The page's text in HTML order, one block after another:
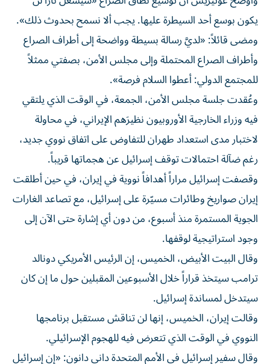
يكون بوسع أحد السيطرة عليها. يجب ألا نسمح بحدوث ذلك».
ومضى قائلاً: «لديَّ رسالة بسيطة وواضحة إلى أطراف الصراع
وأطراف الصراع المحتملة وإلى مجلس الأمن، بصفتي ممثلاً
للمجتمع الدولي: أعطوا السلام فرصة».
وعُقدت جلسة مجلس الأمن، الجمعة، في الوقت الذي يلتقي
فيه وزراء الخارجية الأوروبيون نظيرَهم الإيراني، في محاولة
لاختبار مدى استعداد طهران للتفاوض على اتفاق نووي جديد،
رغم ضآلة احتمالات توقف إسرائيل عن هجماتها قريباً.
وقصفت إسرائيل مراراً أهدافاً نووية في إيران، في حين أطلقت
إيران صواريخ وطائرات مسيّرة على إسرائيل، مع تصاعد الغارات
الجوية المستمرة منذ أسبوع، من دون أي إشارة حتى الآن إلى
وجود استراتيجية لوقفها.
وقال البيت الأبيض، الخميس، إن الرئيس الأمريكي دونالد
ترامب سيتخذ قراراً خلال الأسبوعين المقبلين حول ما إن كان
سيتدخل لمساندة إسرائيل.
وقالت إيران، الخميس، إنها لن تناقش مستقبل برنامجها
النووي في الوقت الذي تتعرض فيه للهجوم الإسرائيلي.
وقال سفير إسرائيل في الأمم المتحدة داني دانون: «إن إسرائيل